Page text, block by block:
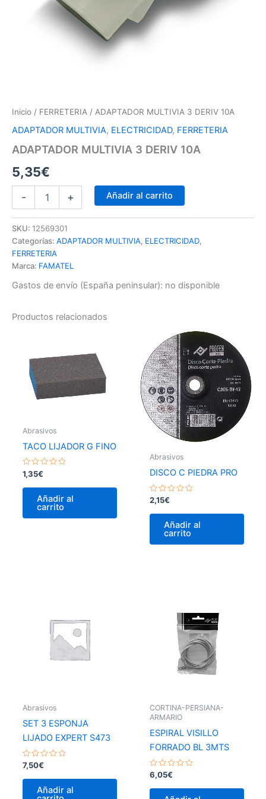
Inicio / FERRETERIA / ADAPTADOR MULTIVIA 3 DERIV 10A
ADAPTADOR MULTIVIA, ELECTRICIDAD, FERRETERIA
ADAPTADOR MULTIVIA 3 DERIV 10A
5,35€
- + Añadir al carrito
SKU: 12569301
Categorías: ADAPTADOR MULTIVIA, ELECTRICIDAD,
FERRETERIA
Marca: FAMATEL
Gastos de envío (España peninsular): no disponible
Productos relacionados
Abrasivos
TACO LIJADOR G FINO
Valorado
con
0
1,35€
Añadir al
carrito
Abrasivos
DISCO C PIEDRA PRO
Valorado
con
0
2,15€
Añadir al
carrito
Abrasivos
SET 3 ESPONJA
LIJADO EXPERT S473
Valorado
con
0
7,50€
Añadir al
CORTINA-PERSIANA-
ARMARIO
ESPIRAL VISILLO
FORRADO BL 3MTS
Valorado
con
0
6,05€